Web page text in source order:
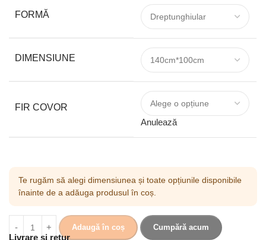
FORMĂ
DIMENSIUNE
FIR COVOR
Anulează
Te rugăm să alegi dimensiunea și toate opțiunile disponibile
înainte de a adăuga produsul în coș.
Adaugă în coș Cumpără acum
Livrare și retur